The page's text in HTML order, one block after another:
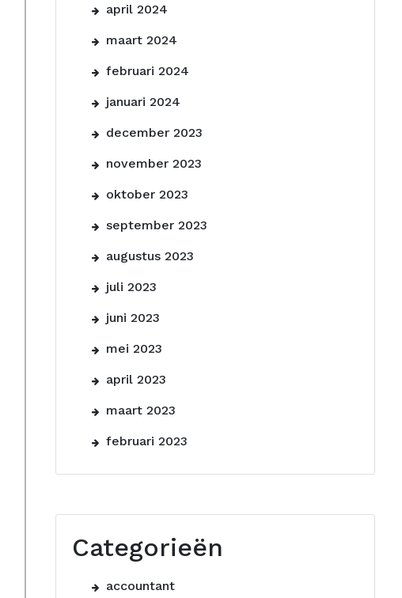
april 2024
maart 2024
februari 2024
januari 2024
december 2023
november 2023
oktober 2023
september 2023
augustus 2023
juli 2023
juni 2023
mei 2023
april 2023
maart 2023
februari 2023
Categorieën
accountant